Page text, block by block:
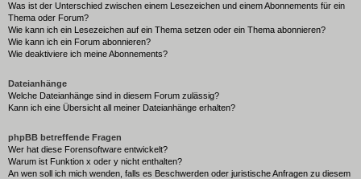
Was ist der Unterschied zwischen einem Lesezeichen und einem Abonnements für ein
Thema oder Forum?
Wie kann ich ein Lesezeichen auf ein Thema setzen oder ein Thema abonnieren?
Wie kann ich ein Forum abonnieren?
Wie deaktiviere ich meine Abonnements?
Dateianhänge
Welche Dateianhänge sind in diesem Forum zulässig?
Kann ich eine Übersicht all meiner Dateianhänge erhalten?
phpBB betreffende Fragen
Wer hat diese Forensoftware entwickelt?
Warum ist Funktion x oder y nicht enthalten?
An wen soll ich mich wenden, falls es Beschwerden oder juristische Anfragen zu diesem